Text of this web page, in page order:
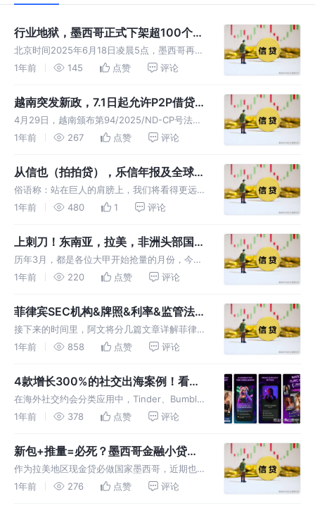
行业地狱，墨西哥正式下架超100个
包！！
北京时间2025年6月18日凌晨5点，墨西哥再次
下架了3个朋友的包，近半年下架数正式破百，
一次报警还在3月初，当然发了一篇文章：新包
+推量=必死？墨西哥金
1年前 145 点赞 评论
越南突发新政，7.1日起允许P2P借贷试
点运营，金融合规化进程开启！
4月29日，越南颁布第94/2025/ND-CP号法
令，规定了银行业通过应用技术解决方案（以下
商业模式的监管沙盒（以下简称“监管沙盒”），
新政自7月1日起施
1年前 267 点赞 评论
从信也（拍拍贷），乐信年报及全球布
局看未来行业发展趋势
俗语称：站在巨人的肩膀上，我们将看得更远！
作为信贷头部玩家信也科技（拍拍贷），乐信，
长提供一些借鉴。 信也科技（拍拍贷） 一张图
看懂信也（拍拍贷）年报（海外增
1年前 480 1 评论
上刺刀！东南亚，拉美，非洲头部国家
小贷数据分析：下载量暴增，头部玩家
抢量开始！
历年3月，都是各位大甲开始抢量的月份，今年
也不例外。3月数据如期而至，一起来看看吧！
下：东南亚小贷市场：数据洞察下的竞争格局与
行业生态分析 2月数据分析如下
1年前 220 点赞 评论
菲律宾SEC机构&牌照&利率&监管法规
要求详解
接下来的时间里，阿文将分几篇文章详解菲律宾
的金融OLP市场和如何开展业务，希望可以和大
教！SEC监管机构&牌照SEC：全称 Securities
1年前 858 点赞 评论
4款增长300%的社交出海案例！看
“AI+慢社交”如何破局社交红海？
在海外社交约会分类应用中，Tinder、Bumble
和Hinge一直占据主导地位。 Tinde r全球用户
配”模式，2025年收入预计超25亿美元，用
1年前 378 点赞 评论
新包+推量=必死？墨西哥金融小贷下
架率持续攀升至13%，5天11个包真
crazy无双了！！
作为拉美地区现金贷必做国家墨西哥，近期也不
算太平，年前1月份疯狂下架一波后，年后
1年前 276 点赞 评论